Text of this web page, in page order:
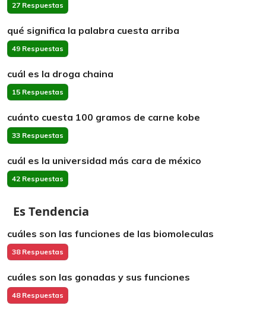
27 Respuestas
qué significa la palabra cuesta arriba
49 Respuestas
cuál es la droga chaina
15 Respuestas
cuánto cuesta 100 gramos de carne kobe
33 Respuestas
cuál es la universidad más cara de méxico
42 Respuestas
Es Tendencia
cuáles son las funciones de las biomoleculas
38 Respuestas
cuáles son las gonadas y sus funciones
48 Respuestas